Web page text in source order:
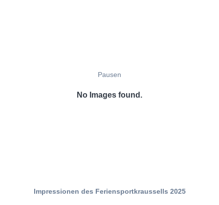
Pausen
No Images found.
Impressionen des Feriensportkraussells 2025